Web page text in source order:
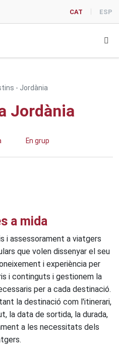
CAT ESP
- Jordània
Jordània
En grup
a mida
i assessorament a viatgers
que volen dissenyar el seu
i experiència per
i continguts i gestionem la
per a cada destinació.
la destinació com l'itinerari,
la data de sortida, la durada,
a les necessitats dels